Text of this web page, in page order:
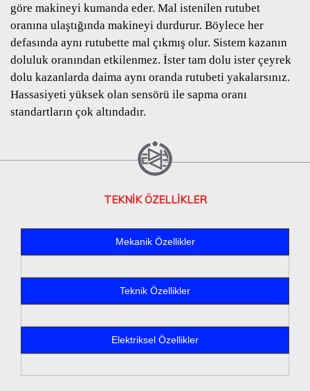
göre makineyi kumanda eder. Mal istenilen rutubet
oranına ulaştığında makineyi durdurur. Böylece her
defasında aynı rutubette mal çıkmış olur. Sistem kazanın
doluluk oranından etkilenmez. İster tam dolu ister çeyrek
dolu kazanlarda daima aynı oranda rutubeti yakalarsınız.
Hassasiyeti yüksek olan sensörü ile sapma oranı
standartların çok altındadır.
TEKNİK ÖZELLİKLER
Mekanik Özellikler
Teknik Özellikler
Elektriksel Özellikler